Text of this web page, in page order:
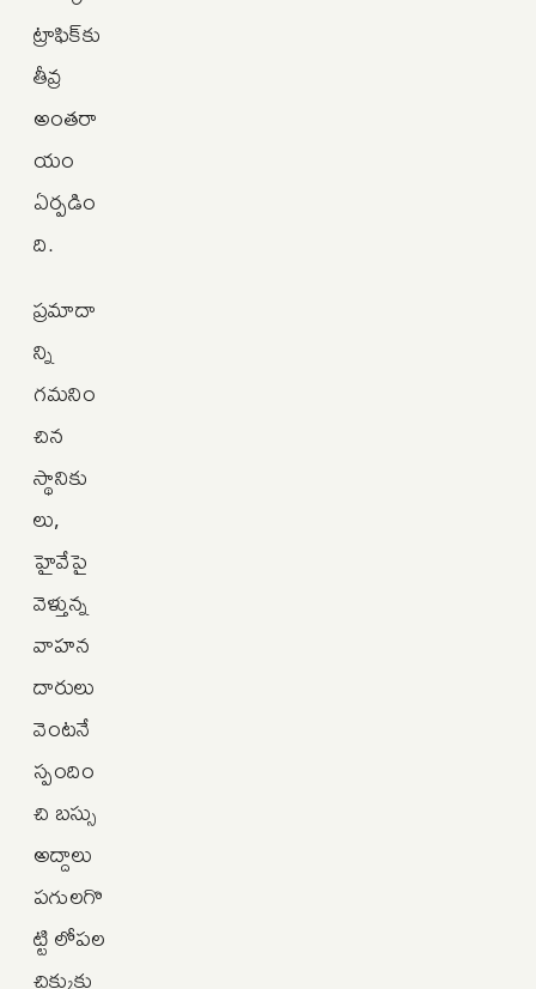
ట్రాఫిక్‌కు
తీవ్ర
అంతరా
యం
ఏర్పడిం
ది.
ప్రమాదా
న్ని
గమనిం
చిన
స్థానికు
లు,
హైవేపై
వెళ్తున్న
వాహన
దారులు
వెంటనే
స్పందిం
చి బస్సు
అద్దాలు
పగులగొ
ట్టి లోపల
చిక్కుకు